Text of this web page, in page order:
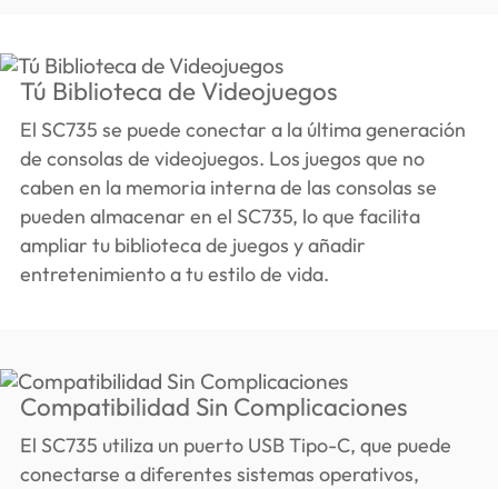
Tú Biblioteca de Videojuegos
El SC735 se puede conectar a la última generación
de consolas de videojuegos. Los juegos que no
caben en la memoria interna de las consolas se
pueden almacenar en el SC735, lo que facilita
ampliar tu biblioteca de juegos y añadir
entretenimiento a tu estilo de vida.
Compatibilidad Sin Complicaciones
El SC735 utiliza un puerto USB Tipo-C, que puede
conectarse a diferentes sistemas operativos,